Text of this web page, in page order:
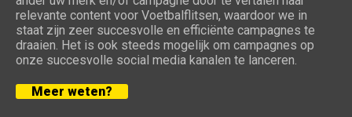
relevante content voor Voetbalflitsen, waardoor we in
staat zijn zeer succesvolle en efficiënte campagnes te
draaien. Het is ook steeds mogelijk om campagnes op
onze succesvolle social media kanalen te lanceren.
Meer weten?